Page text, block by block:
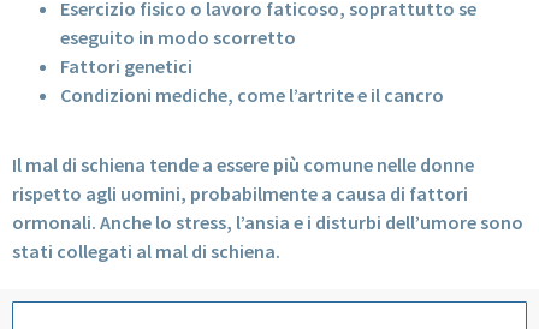
Esercizio fisico o lavoro faticoso, soprattutto se
eseguito in modo scorretto
Fattori genetici
Condizioni mediche, come l’artrite e il cancro
Il mal di schiena tende a essere più comune nelle donne
rispetto agli uomini, probabilmente a causa di fattori
ormonali. Anche lo stress, l’ansia e i disturbi dell’umore sono
stati collegati al mal di schiena.